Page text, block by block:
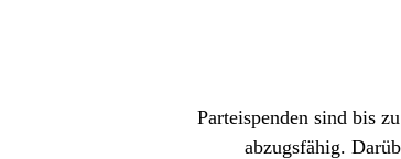
Parteispenden sind bis
abzugsfähig.